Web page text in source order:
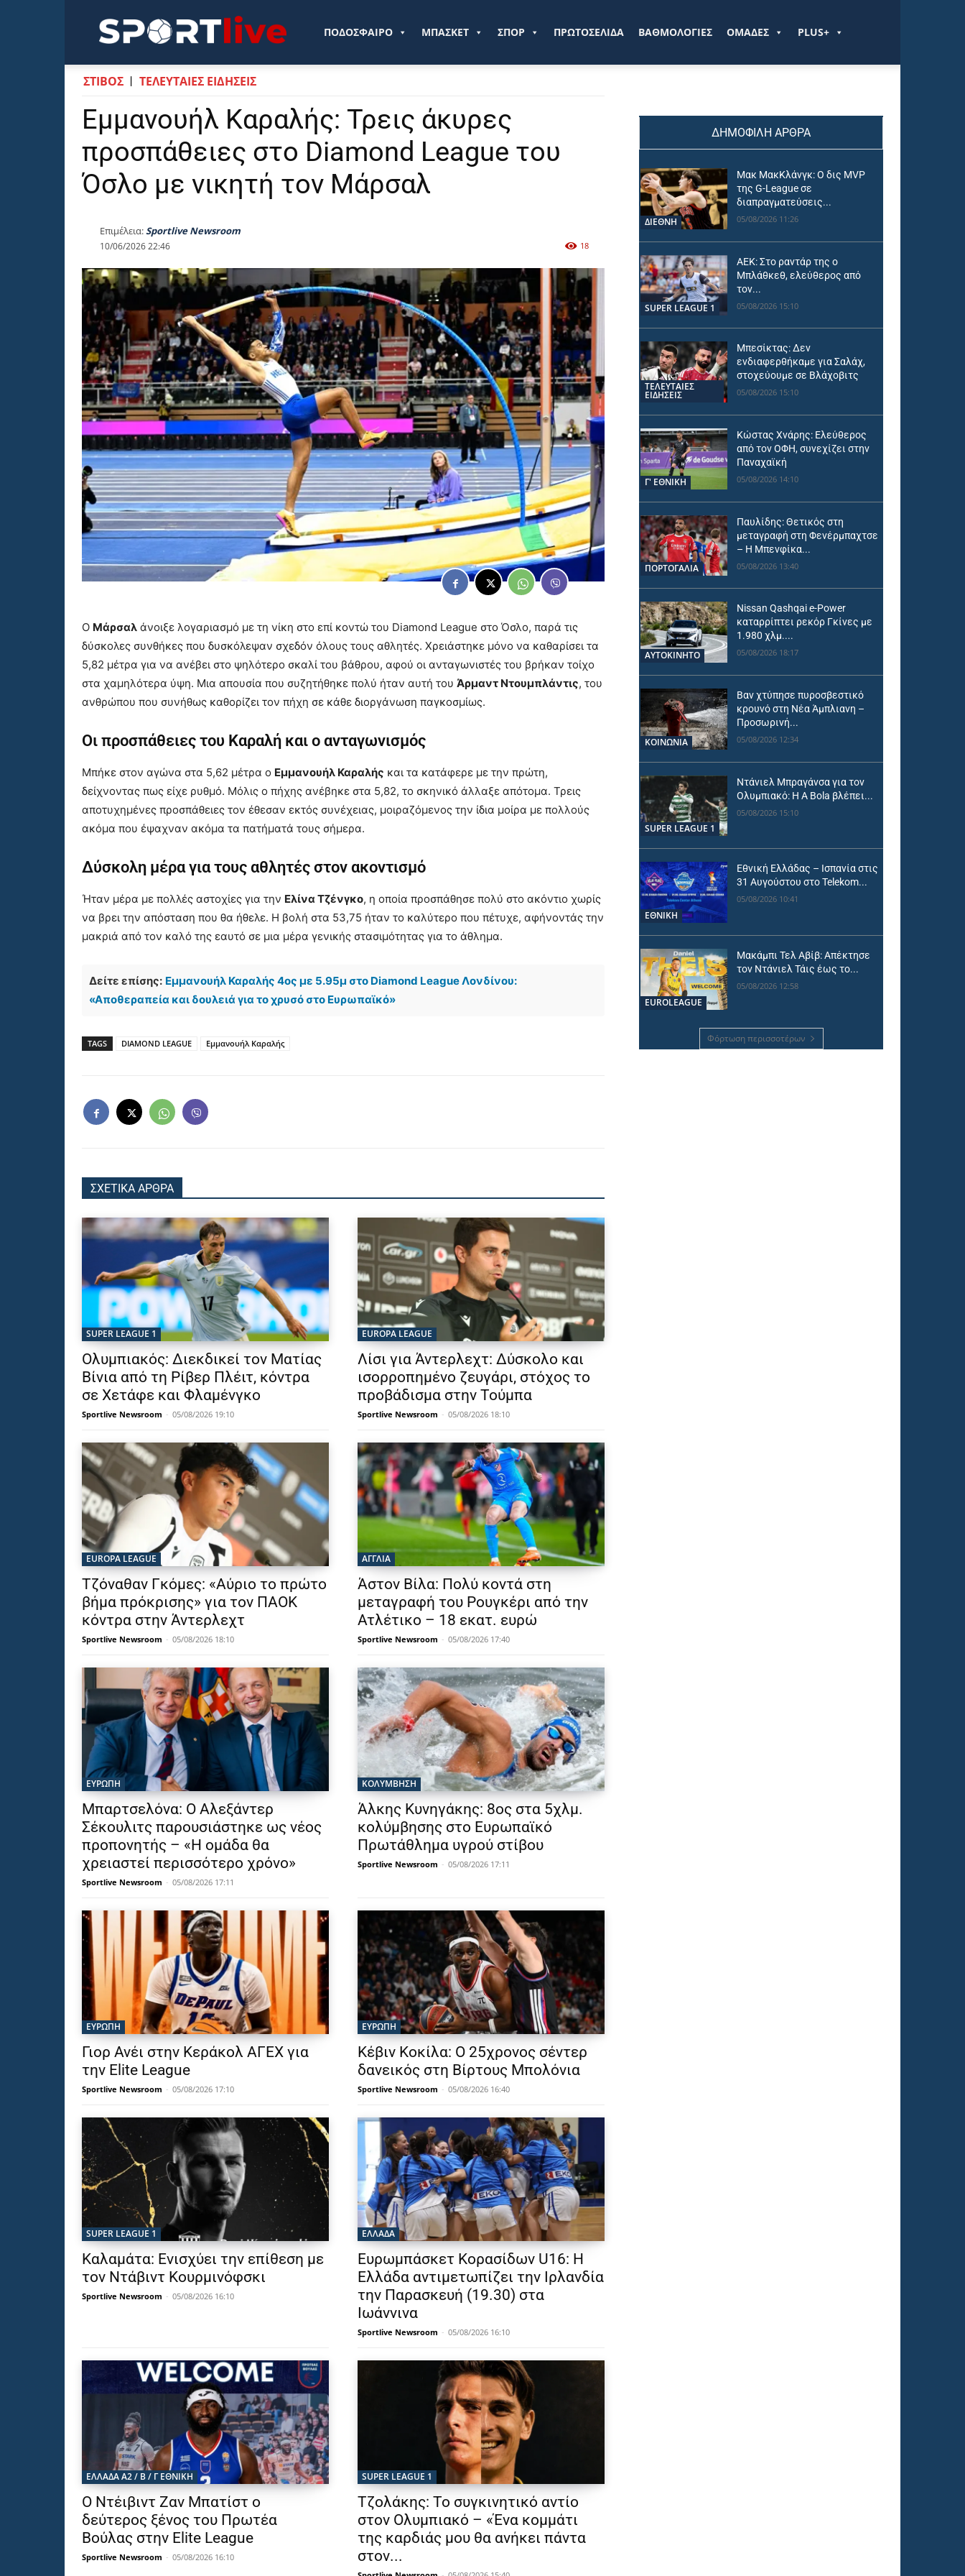
Sportlive.grΠΟΔΟΣΦΑΙΡΟ ΜΠΑΣΚΕΤ ΣΠΟΡ ΠΡΩΤΟΣΕΛΙΔΑ ΒΑΘΜΟΛΟΓΙΕΣ ΟΜΑΔΕΣ PLUS+
ΣΤΙΒΟΣ ΤΕΛΕΥΤΑΙΕΣ ΕΙΔΗΣΕΙΣ
Εμμανουήλ Καραλής: Τρεις άκυρες
προσπάθειες στο Diamond League του
Όσλο με νικητή τον Μάρσαλ
Επιμέλεια:Sportlive Newsroom
10/06/2026 22:46 18
Ο Μάρσαλ άνοιξε λογαριασμό με τη νίκη στο επί κοντώ του Diamond League στο Όσλο, παρά τις
δύσκολες συνθήκες που δυσκόλεψαν σχεδόν όλους τους αθλητές. Χρειάστηκε μόνο να καθαρίσει τα
5,82 μέτρα για να ανέβει στο ψηλότερο σκαλί του βάθρου, αφού οι ανταγωνιστές του βρήκαν τοίχο
στα χαμηλότερα ύψη. Μια απουσία που συζητήθηκε πολύ ήταν αυτή του Άρμαντ Ντουμπλάντις, του
ανθρώπου που συνήθως καθορίζει τον πήχη σε κάθε διοργάνωση παγκοσμίως.
Οι προσπάθειες του Καραλή και ο ανταγωνισμός
Μπήκε στον αγώνα στα 5,62 μέτρα ο Εμμανουήλ Καραλής και τα κατάφερε με την πρώτη,
δείχνοντας πως είχε ρυθμό. Μόλις ο πήχης ανέβηκε στα 5,82, το σκηνικό άλλαξε απότομα. Τρεις
αποτυχημένες προσπάθειες τον έθεσαν εκτός συνέχειας, μοιραζόμενος την ίδια μοίρα με πολλούς
ακόμα που έψαχναν ακόμα τα πατήματά τους σήμερα.
Δύσκολη μέρα για τους αθλητές στον ακοντισμό
Ήταν μέρα με πολλές αστοχίες για την Ελίνα Τζένγκο, η οποία προσπάθησε πολύ στο ακόντιο χωρίς
να βρει την απόσταση που θα ήθελε. Η βολή στα 53,75 ήταν το καλύτερο που πέτυχε, αφήνοντάς την
μακριά από τον καλό της εαυτό σε μια μέρα γενικής στασιμότητας για το άθλημα.
Δείτε επίσης: Εμμανουήλ Καραλής 4ος με 5.95μ στο Diamond League Λονδίνου:
«Αποθεραπεία και δουλειά για το χρυσό στο Ευρωπαϊκό»
TAGS DIAMOND LEAGUE Εμμανουήλ Καραλής
ΣΧΕΤΙΚΑ ΑΡΘΡΑ
SUPER LEAGUE 1
Ολυμπιακός: Διεκδικεί τον Ματίας
Βίνια από τη Ρίβερ Πλέιτ, κόντρα
σε Χετάφε και Φλαμένγκο
Sportlive Newsroom - 05/08/2026 19:10
EUROPA LEAGUE
Λίσι για Άντερλεχτ: Δύσκολο και
ισορροπημένο ζευγάρι, στόχος το
προβάδισμα στην Τούμπα
Sportlive Newsroom - 05/08/2026 18:10
EUROPA LEAGUE
Τζόναθαν Γκόμες: «Αύριο το πρώτο
βήμα πρόκρισης» για τον ΠΑΟΚ
κόντρα στην Άντερλεχτ
Sportlive Newsroom - 05/08/2026 18:10
ΑΓΓΛΙΑ
Άστον Βίλα: Πολύ κοντά στη
μεταγραφή του Ρουγκέρι από την
Ατλέτικο – 18 εκατ. ευρώ
Sportlive Newsroom - 05/08/2026 17:40
ΕΥΡΩΠΗ
Μπαρτσελόνα: Ο Αλεξάντερ
Σέκουλιτς παρουσιάστηκε ως νέος
προπονητής – «Η ομάδα θα
χρειαστεί περισσότερο χρόνο»
Sportlive Newsroom - 05/08/2026 17:11
ΚΟΛΥΜΒΗΣΗ
Άλκης Κυνηγάκης: 8ος στα 5χλμ.
κολύμβησης στο Ευρωπαϊκό
Πρωτάθλημα υγρού στίβου
Sportlive Newsroom - 05/08/2026 17:11
ΕΥΡΩΠΗ
Γιορ Ανέι στην Κεράκολ ΑΓΕΧ για
την Elite League
Sportlive Newsroom - 05/08/2026 17:10
ΕΥΡΩΠΗ
Κέβιν Κοκίλα: Ο 25χρονος σέντερ
δανεικός στη Βίρτους Μπολόνια
Sportlive Newsroom - 05/08/2026 16:40
SUPER LEAGUE 1
Καλαμάτα: Ενισχύει την επίθεση με
τον Ντάβιντ Κουρμινόφσκι
Sportlive Newsroom - 05/08/2026 16:10
ΕΛΛΑΔΑ
Ευρωμπάσκετ Κορασίδων U16: Η
Ελλάδα αντιμετωπίζει την Ιρλανδία
την Παρασκευή (19.30) στα
Ιωάννινα
Sportlive Newsroom - 05/08/2026 16:10
ΕΛΛΆΔΑ Α2 / Β / Γ ΕΘΝΙΚΉ
Ο Ντέιβιντ Ζαν Μπατίστ ο
δεύτερος ξένος του Πρωτέα
Βούλας στην Elite League
Sportlive Newsroom - 05/08/2026 16:10
SUPER LEAGUE 1
Τζολάκης: Το συγκινητικό αντίο
στον Ολυμπιακό – «Ένα κομμάτι
της καρδιάς μου θα ανήκει πάντα
στον...
ΔΗΜΟΦΙΛΗ ΑΡΘΡΑ
ΔΙΕΘΝΗ
Μακ ΜακΚλάνγκ: Ο δις MVP
της G-League σε
διαπραγματεύσεις...
05/08/2026 11:26
SUPER LEAGUE 1
ΑΕΚ: Στο ραντάρ της ο
Μπλάθκεθ, ελεύθερος από
τον...
05/08/2026 15:10
ΤΕΛΕΥΤΑΙΕΣ
ΕΙΔΗΣΕΙΣ
Μπεσίκτας: Δεν
ενδιαφερθήκαμε για Σαλάχ,
στοχεύουμε σε Βλάχοβιτς
05/08/2026 15:10
Γ' ΕΘΝΙΚΗ
Κώστας Χνάρης: Ελεύθερος
από τον ΟΦΗ, συνεχίζει στην
Παναχαϊκή
05/08/2026 14:10
ΠΟΡΤΟΓΑΛΙΑ
Παυλίδης: Θετικός στη
μεταγραφή στη Φενέρμπαχτσε
– Η Μπενφίκα...
05/08/2026 13:40
ΑΥΤΟΚΙΝΗΤΟ
Nissan Qashqai e-Power
καταρρίπτει ρεκόρ Γκίνες με
1.980 χλμ....
05/08/2026 18:17
ΚΟΙΝΩΝΙΑ
Βαν χτύπησε πυροσβεστικό
κρουνό στη Νέα Άμπλιανη –
Προσωρινή...
05/08/2026 12:34
SUPER LEAGUE 1
Ντάνιελ Μπραγάνσα για τον
Ολυμπιακό: Η A Bola βλέπει...
05/08/2026 15:10
ΕΘΝΙΚΉ
Εθνική Ελλάδας – Ισπανία στις
31 Αυγούστου στο Telekom...
05/08/2026 10:41
EUROLEAGUE
Μακάμπι Τελ Αβίβ: Απέκτησε
τον Ντάνιελ Τάις έως το...
05/08/2026 12:58
Φόρτωση περισσοτέρων